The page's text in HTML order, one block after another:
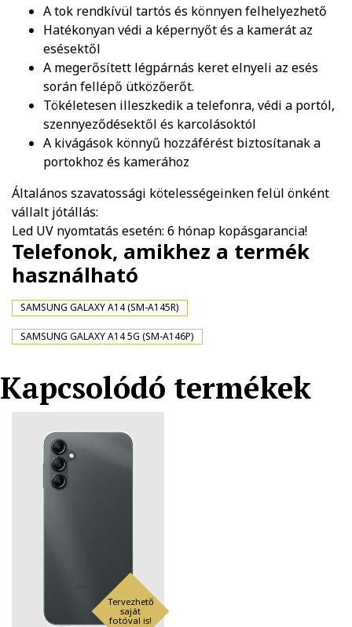
A tok rendkívül tartós és könnyen felhelyezhető
Hatékonyan védi a képernyőt és a kamerát az
esésektől
A megerősített légpárnás keret elnyeli az esés
során fellépő ütközőerőt.
Tökéletesen illeszkedik a telefonra, védi a portól,
szennyeződésektől és karcolásoktól
A kivágások könnyű hozzáférést biztosítanak a
portokhoz és kamerához
Általános szavatossági kötelességeinken felül önként
vállalt jótállás:
Led UV nyomtatás esetén: 6 hónap kopásgarancia!
Telefonok, amikhez a termék
használható
SAMSUNG GALAXY A14 (SM-A145R)
SAMSUNG GALAXY A14 5G (SM-A146P)
Kapcsolódó termékek
Tervezhető
saját
fotóval is!